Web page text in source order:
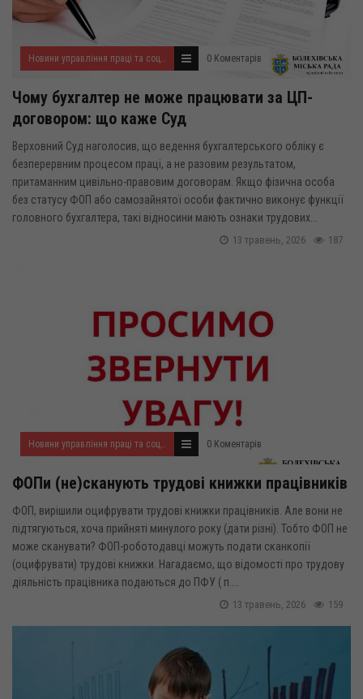
0 Коментарів
Чому бухгалтер не може працювати за ЦП-
договором: що каже Суд
Верховний Суд наголосив, що ведення бухгалтерського обліку є
безперервним процесом праці, а не разовим результатом,
притаманним цивільно-правовим договорам. Якщо фізична особа
без статусу ФОП або самозайнятої особи фактично виконує функції
головного бухгалтера, такі відносини мають ознаки трудових...
187
13 травень, 2026
0 Коментарів
ФОПи (не)сканують трудові книжки працівників
ФОП, вирішили оцифрувати трудові книжки працівників. Але вони не
підтягуються, хоча прийняті минулого року (дати різні). Тобто ФОП не
може сканувати? ФОП-роботодавці можуть подати сканкопії
(оцифрувати) трудові книжки. Нагадаємо, що відомості про трудову
діяльність працівника подаються до ПФУ ( п....
159
13 травень, 2026